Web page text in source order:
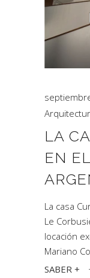
LA
EN
La casa
Le
locación
Mariano
SABER +